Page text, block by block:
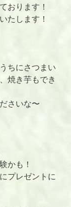
おります！
たします！
ちにさつまい
焼き芋もでき
さいな〜
かも！
プレゼントに